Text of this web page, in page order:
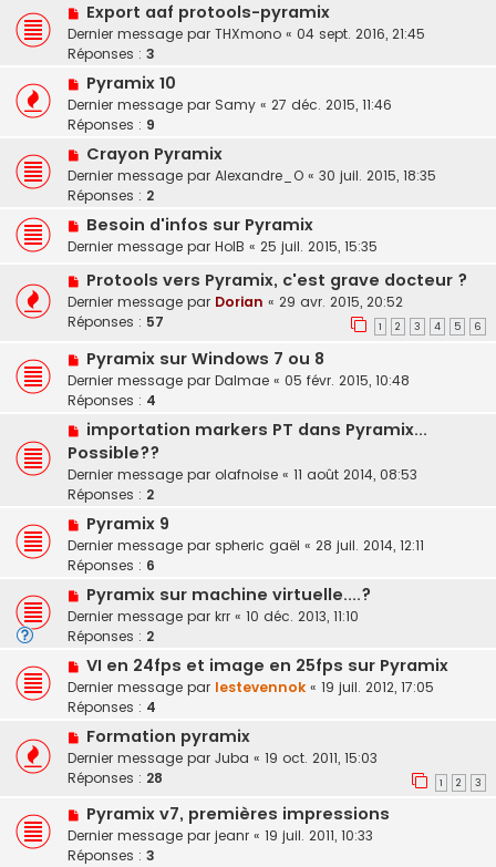
Export aaf protools-pyramix
Dernier message par THXmono « 04 sept. 2016, 21:45
Réponses : 3
Pyramix 10
Dernier message par Samy « 27 déc. 2015, 11:46
Réponses : 9
Crayon Pyramix
Dernier message par Alexandre_O « 30 juil. 2015, 18:35
Réponses : 2
Besoin d'infos sur Pyramix
Dernier message par HolB « 25 juil. 2015, 15:35
Protools vers Pyramix, c'est grave docteur ?
Dernier message par Dorian « 29 avr. 2015, 20:52
Réponses : 57 1 2 3 4 5 6
Pyramix sur Windows 7 ou 8
Dernier message par Dalmae « 05 févr. 2015, 10:48
Réponses : 4
importation markers PT dans Pyramix...
Possible??
Dernier message par olafnoise « 11 août 2014, 08:53
Réponses : 2
Pyramix 9
Dernier message par spheric gaël « 28 juil. 2014, 12:11
Réponses : 6
Pyramix sur machine virtuelle....?
Dernier message par krr « 10 déc. 2013, 11:10
Réponses : 2
VI en 24fps et image en 25fps sur Pyramix
Dernier message par lestevennok « 19 juil. 2012, 17:05
Réponses : 4
Formation pyramix
Dernier message par Juba « 19 oct. 2011, 15:03
Réponses : 28 1 2 3
Pyramix v7, premières impressions
Dernier message par jeanr « 19 juil. 2011, 10:33
Réponses : 3